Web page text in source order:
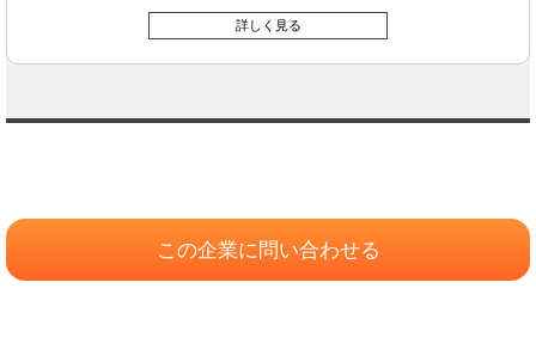
詳しく見る
この企業に問い合わせる